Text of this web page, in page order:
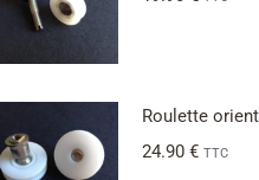
Roulette
24.90 € TTC